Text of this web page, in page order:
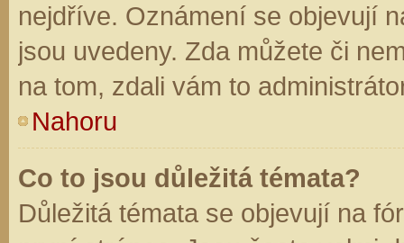
nejdříve. Oznámení se objevují
jsou uvedeny. Zda můžete či
na tom, zdali vám to
Nahoru
Co to jsou důležitá témata?
Důležitá témata se objevují na